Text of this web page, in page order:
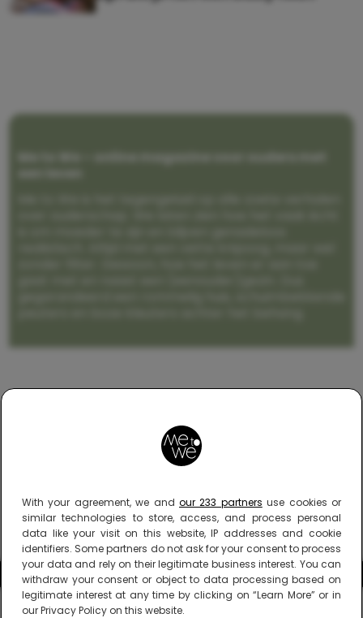
With your agreement, we and our 233 partners use cookies or
similar technologies to store, access, and process personal
data like your visit on this website, IP addresses and cookie
identifiers. Some partners do not ask for your consent to process
your data and rely on their legitimate business interest. You can
withdraw your consent or object to data processing based on
legitimate interest at any time by clicking on “Learn More” or in
our Privacy Policy on this website.
Me to We – online magazine voor ouders met